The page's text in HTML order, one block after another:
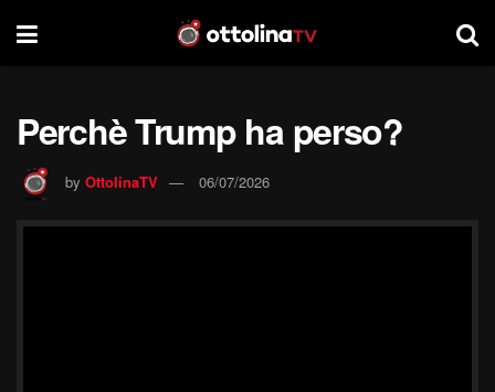
Perchè Trump ha perso?
by OttolinaTV 06/07/2026